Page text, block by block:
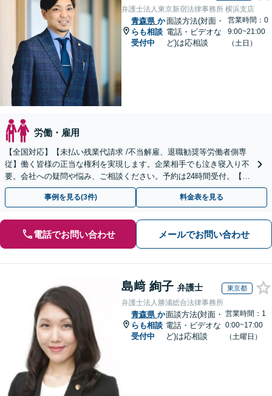
弁護士法人東京新宿法律事務所 横浜支店
青森県 か
らも相談
受付中
面談方法(対面・
電話・ビデオな
ど)は応相談
営業時間：0
9:00~21:00
（土日）
労働・雇用
【全国対応】【未払い残業代請求 /不当解雇、退職勧奨等労働者側専
従】働く皆様の正当な権利を実現します。企業相手でも泣き寝入り不
要。会社への疑問や悩み、ご相談ください。予約は24時間受付。【初
回面談無料】【夜間・休日対応可】
事例を見る(3件) 料金表を見る
電話でお問い合わせ メールでお問い合わせ
島﨑 絢子 弁護士 東京都
弁護士法人勝浦総合法律事務所
青森県 か
らも相談
受付中
面談方法(対面・
電話・ビデオな
ど)は応相談
営業時間：1
0:00~17:00
（土曜日）